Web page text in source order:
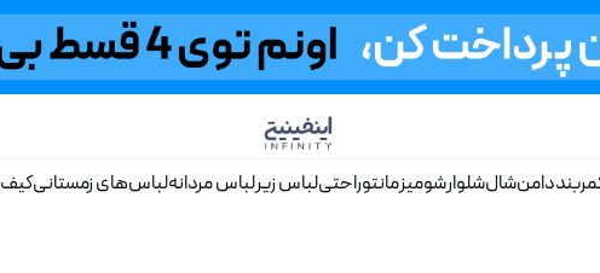
دامنشالشلوارشومیزمانتوراحتیلباس زیرلباس مردانهلباس‌های زمستانیکیف